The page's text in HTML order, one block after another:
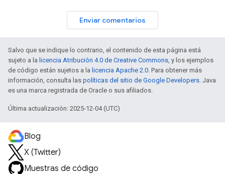
Enviar comentarios
Salvo que se indique lo contrario, el contenido de esta página está
sujeto a la licencia Atribución 4.0 de Creative Commons, y los ejemplos
de código están sujetos a la licencia Apache 2.0. Para obtener más
información, consulta las políticas del sitio de Google Developers. Java
es una marca registrada de Oracle o sus afiliados.
Última actualización: 2025-12-04 (UTC)
Blog
X (Twitter)
Muestras de código